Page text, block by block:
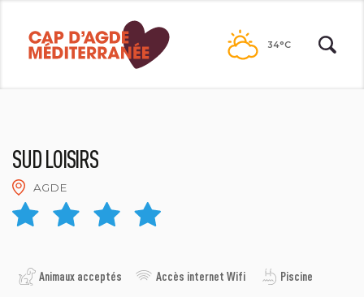
contenu
34°C
SUD LOISIRS
AGDE
CAMPING SUD LOISIRS
Animaux acceptés Accès internet Wifi Piscine